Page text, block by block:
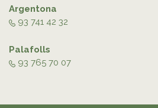
Argentona
93 741 42 32
Palafolls
93 765 70 07